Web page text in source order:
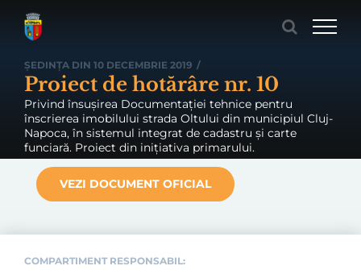
ȘEDINȚA DIN 10 DECEMBRIE 2019 /
Proiect de hotărâre nr. 10
Privind însușirea Documentației tehnice pentru
înscrierea imobilului strada Oltului din municipiul Cluj-
Napoca, în sistemul integrat de cadastru și carte
funciară. Proiect din inițiativa primarului.
VEZI DOCUMENT OFICIAL
COMPARTIMENT RESPONSABIL: